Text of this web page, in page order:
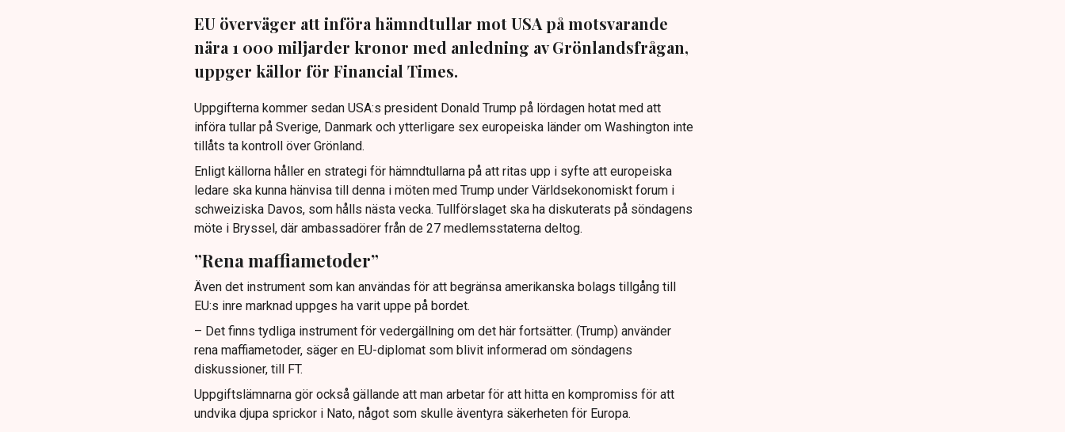
EU överväger att införa hämndtullar mot USA på motsvarande
nära 1 000 miljarder kronor med anledning av Grönlandsfrågan,
uppger källor för Financial Times.
Uppgifterna kommer sedan USA:s president Donald Trump på lördagen hotat med att
införa tullar på Sverige, Danmark och ytterligare sex europeiska länder om Washington inte
tillåts ta kontroll över Grönland.
Enligt källorna håller en strategi för hämndtullarna på att ritas upp i syfte att europeiska
ledare ska kunna hänvisa till denna i möten med Trump under Världsekonomiskt forum i
schweiziska Davos, som hålls nästa vecka. Tullförslaget ska ha diskuterats på söndagens
möte i Bryssel, där ambassadörer från de 27 medlemsstaterna deltog.
”Rena maffiametoder”
Även det instrument som kan användas för att begränsa amerikanska bolags tillgång till
EU:s inre marknad uppges ha varit uppe på bordet.
– Det finns tydliga instrument för vedergällning om det här fortsätter. (Trump) använder
rena maffiametoder, säger en EU-diplomat som blivit informerad om söndagens
diskussioner, till FT.
Uppgiftslämnarna gör också gällande att man arbetar för att hitta en kompromiss för att
undvika djupa sprickor i Nato, något som skulle äventyra säkerheten för Europa.